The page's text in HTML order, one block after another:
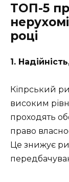
ТОП-5
році
1.
Кіпрський
високим
проходять
право
Це знижує